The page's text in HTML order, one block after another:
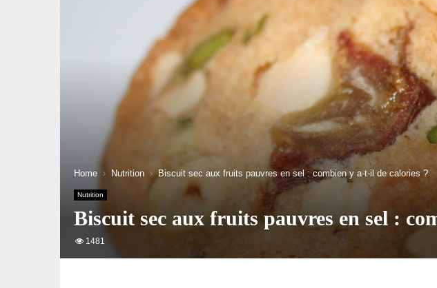
Home Nutrition Biscuit sec aux fruits pauvres en sel : combien y a-t-il de calories ?
Nutrition
Biscuit sec aux fruits pauvres en sel :
1481